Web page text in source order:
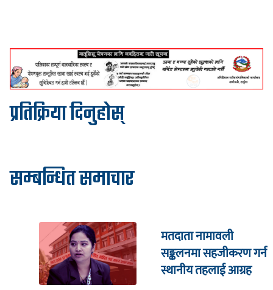
प्रतिक्रिया दिनुहोस्
सम्बन्धित समाचार
मतदाता नामावली
सङ्कलनमा सहजीकरण गर्न
स्थानीय तहलाई आग्रह